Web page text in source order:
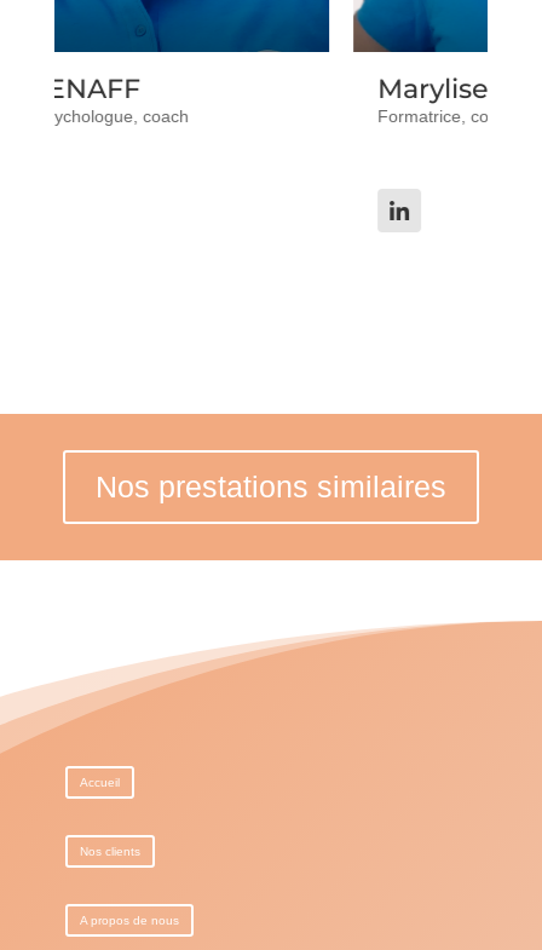
Marylise TRAVAILLE
Formatrice, coach, conseillère d'orientation
Nos prestations similaires
Accueil
Nos clients
A propos de nous